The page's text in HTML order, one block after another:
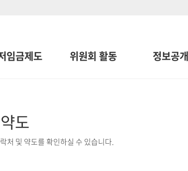
임금제도 위원회 활동 정보공개
도
처 및 약도를 확인하실 수 있습니다.